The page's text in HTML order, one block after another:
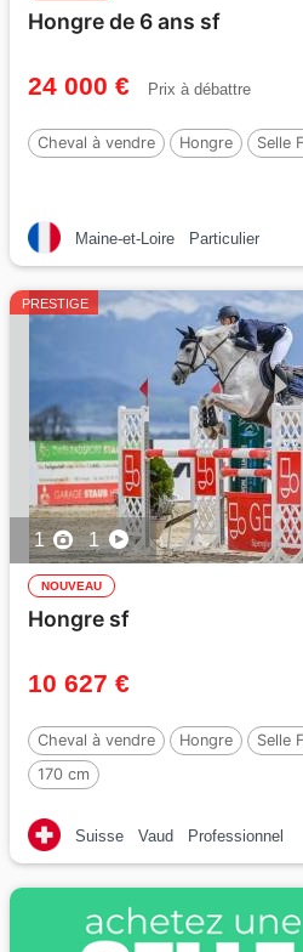
Hongre de 6 ans sf
24 000 € Prix à débattre
Cheval à vendre Hongre Selle
Maine-et-Loire Particulier
PRESTIGE
1 1
NOUVEAU
Hongre sf
10 627 €
Cheval à vendre Hongre Selle
170 cm
Suisse Vaud Professionnel